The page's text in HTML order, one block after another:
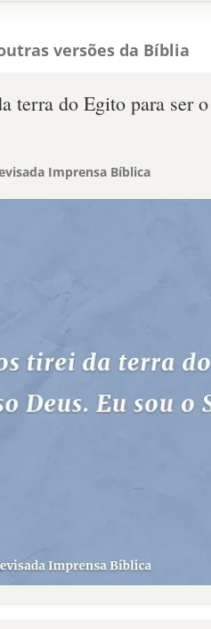
versões da Bíblia
terra do Egito para ser
Imprensa Bíblica